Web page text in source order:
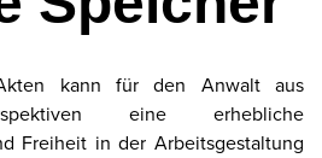
kann für den Anwalt aus
eine erhebliche
Freiheit in der Arbeitsgestaltung